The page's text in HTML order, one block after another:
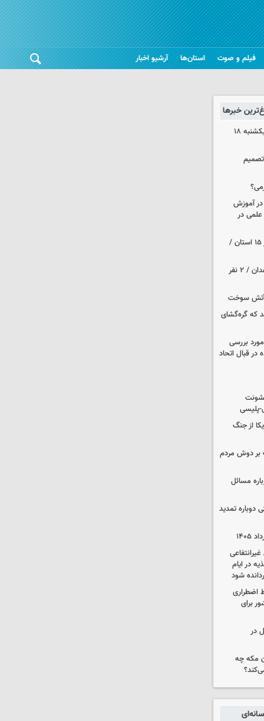
فیلم و صوت استان‌ها آرشیو اخبار
خبرها
قیمت آپارتمان در مناطق ۶ و۷ تهران یکشنبه ۱۸
تصمیم
در آموزش
در
هواشناسی ایران| رگبارو رعد و برق در ۱۵ استان /
حمله مسلحانه به قهوه‌خانه‌ای در زاهدان / ۲ نفر
که گره‌گشای
بررسی
در قبال اتحاد
پلیسی
از جنگ
بر دوش مردم
مسائل
پزشکی دوباره تمدید
در ایام
شود
اضطراری
برای
در
مکه چه